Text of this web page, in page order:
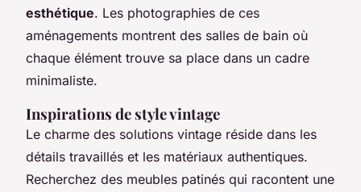
esthétique. Les photographies de ces
aménagements montrent des salles de bain où
chaque élément trouve sa place dans un cadre
minimaliste.
Inspirations de style vintage
Le charme des solutions vintage réside dans les
détails travaillés et les matériaux authentiques.
Recherchez des meubles patinés qui racontent une